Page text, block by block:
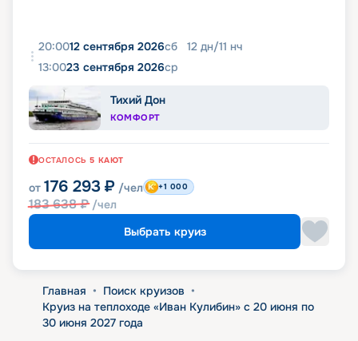
20:0012 сентября 2026сб 12 дн/11 нч
13:0023 сентября 2026ср
Тихий Дон
КОМФОРТ
ОСТАЛОСЬ 5 КАЮТ
от 176 293 ₽ /чел
183 638₽ /чел
+1 000
Выбрать круиз
Главная • Поиск круизов •
Круиз на теплоходе «Иван Кулибин» с 20 июня по
30 июня 2027 года